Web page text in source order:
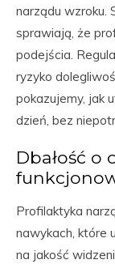
narządu wzroku.
sprawiają, że
podejścia.
ryzyko
pokazujemy, jak
dzień, bez
Dbałość o
Profilaktyka
nawykach, które
na jakość